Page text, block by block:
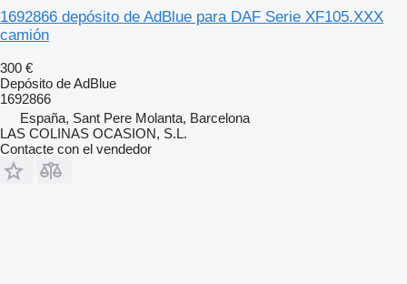
1692866 depósito de AdBlue para DAF Serie XF105.XXX
camión
300 €
Depósito de AdBlue
1692866
España, Sant Pere Molanta, Barcelona
LAS COLINAS OCASION, S.L.
Contacte con el vendedor